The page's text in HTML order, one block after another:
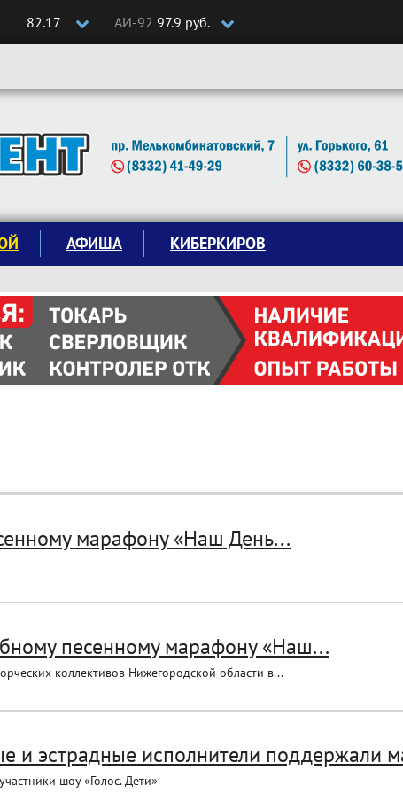
82.17 АИ-92 97.9 руб.
АФИША КИБЕРКИРОВ
марафону «Наш День...
песенному марафону «Наш...
коллективов Нижегородской области в...
и эстрадные исполнители поддержали
шоу «Голос. Дети»